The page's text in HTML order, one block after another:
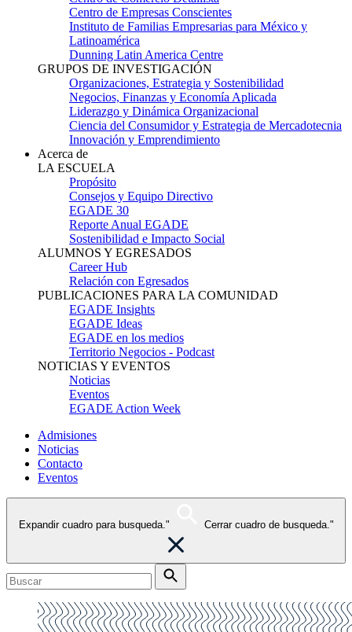
Centro de Empresas Conscientes
Instituto de Familias Empresarias para México y
Latinoamérica
Dunning Latin America Centre
GRUPOS DE INVESTIGACIÓN
Organizaciones, Estrategia y Sostenibilidad
Negocios, Finanzas y Economía Aplicada
Liderazgo y Dinámica Organizacional
Ciencia del Consumidor y Estrategia de Mercadotecnia
Innovación y Emprendimiento
Acerca de
LA ESCUELA
Propósito
Consejos y Equipo Directivo
EGADE 30
Reporte Anual EGADE
Sostenibilidad e Impacto Social
ALUMNOS Y EGRESADOS
Career Hub
Relación con Egresados
PUBLICACIONES PARA LA COMUNIDAD
EGADE Insights
EGADE Ideas
EGADE en los medios
Territorio Negocios - Podcast
NOTICIAS Y EVENTOS
Noticias
Eventos
EGADE Action Week
Admisiones
Noticias
Contacto
Eventos
Expandir cuadro para busqueda." Cerrar cuadro de busqueda."